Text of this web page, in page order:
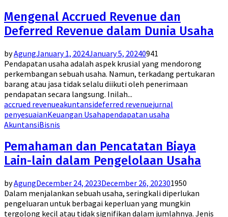
Mengenal Accrued Revenue dan
Deferred Revenue dalam Dunia Usaha
byAgungJanuary 1, 2024January 5, 20240941
Pendapatan usaha adalah aspek krusial yang mendorong
perkembangan sebuah usaha. Namun, terkadang pertukaran
barang atau jasa tidak selalu diikuti oleh penerimaan
pendapatan secara langsung. Inilah...
accrued revenueakuntansideferred revenuejurnal
penyesuaianKeuangan Usahapendapatan usaha
AkuntansiBisnis
Pemahaman dan Pencatatan Biaya
Lain-lain dalam Pengelolaan Usaha
byAgungDecember 24, 2023December 26, 202301950
Dalam menjalankan sebuah usaha, seringkali diperlukan
pengeluaran untuk berbagai keperluan yang mungkin
tergolong kecil atau tidak signifikan dalam jumlahnya. Jenis